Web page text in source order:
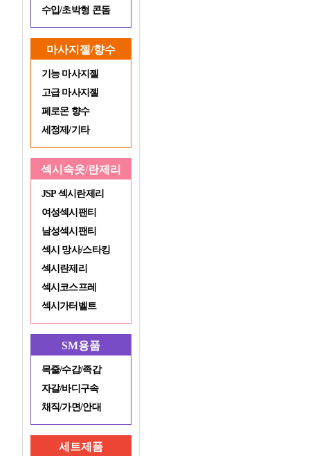
수입/초박형 콘돔
마사지젤/향수
기능 마사지젤
고급 마사지젤
페로몬 향수
세정제/기타
섹시속옷/란제리
JSP 섹시란제리
여성섹시팬티
남성섹시팬티
섹시 망사/스타킹
섹시란제리
섹시코스프레
섹시가터벨트
SM용품
목줄/수갑/족갑
자갈/바디구속
채직/가면/안대
세트제품